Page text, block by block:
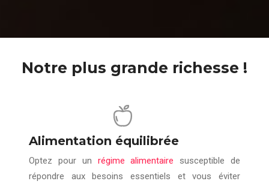
Notre plus grande richesse !
Alimentation équilibrée
Optez pour un régime alimentaire susceptible de
répondre aux besoins essentiels et vous éviter